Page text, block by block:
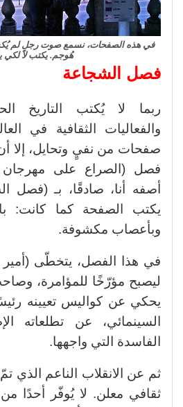
في هذه الصفحات، نسمع صوت رجلٍ لم
هُوجم. يكتب لا لكي
فصل الشجاعة
ربما لا يُكتب التاريخ
والفعاليات الثقافية في
صفحات من نفيٍ وتحايل، إلا
فصل (الصراع على مهرجان
أصفه أنا، صادقًا، بـ (فصل
يكتب الصفحة كما كانت:
وبأعصاب مكشوفة.
في هذا الفصل، يتخطّى (أمير
ليصبح مؤرّخًا للمؤامرة،
يحكي عن كواليس تعيينه
السينمائي، عن تطلعاته
الفاسدة التي واجهها.
ثم عن الانقلاب الناعم الذي
ثقافي معلن. لا يُوفّر أحدًا من